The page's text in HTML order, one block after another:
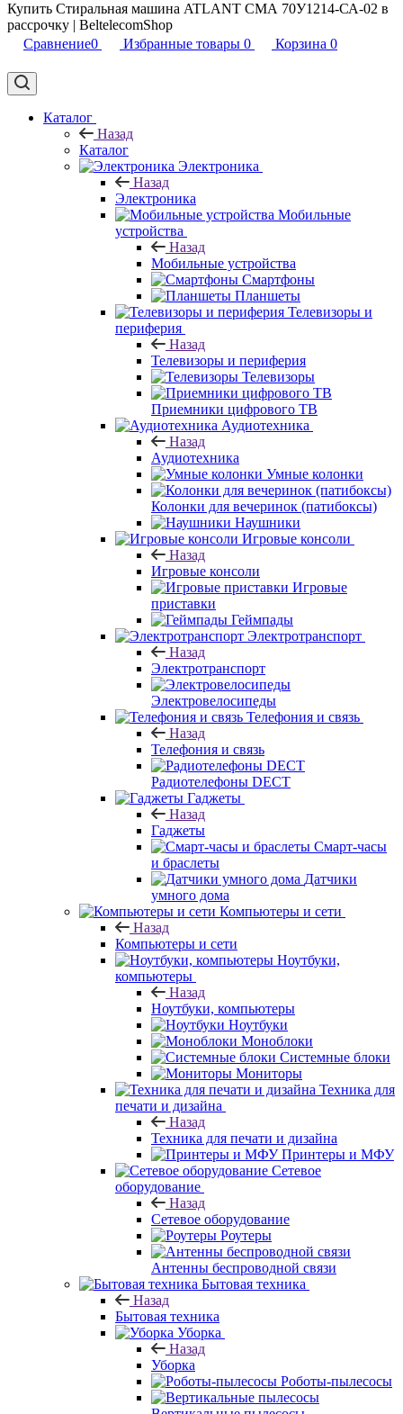
Купить Стиральная машина ATLANT СМА 70У1214-СА-02 в
рассрочку | BeltelecomShop
Сравнение0 Избранные товары 0 Корзина 0
Каталог
Назад
Каталог
Электроника
Назад
Электроника
Мобильные
устройства
Назад
Мобильные устройства
Смартфоны
Планшеты
Телевизоры и
периферия
Назад
Телевизоры и периферия
Телевизоры
Приемники цифрового ТВ
Аудиотехника
Назад
Аудиотехника
Умные колонки
Колонки для вечеринок (патибоксы)
Наушники
Игровые консоли
Назад
Игровые консоли
Игровые
приставки
Геймпады
Электротранспорт
Назад
Электротранспорт
Электровелосипеды
Телефония и связь
Назад
Телефония и связь
Радиотелефоны DECT
Гаджеты
Назад
Гаджеты
Смарт-часы
и браслеты
Датчики
умного дома
Компьютеры и сети
Назад
Компьютеры и сети
Ноутбуки,
компьютеры
Назад
Ноутбуки, компьютеры
Ноутбуки
Моноблоки
Системные блоки
Мониторы
Техника для
печати и дизайна
Назад
Техника для печати и дизайна
Принтеры и МФУ
Сетевое
оборудование
Назад
Сетевое оборудование
Роутеры
Антенны беспроводной связи
Бытовая техника
Назад
Бытовая техника
Уборка
Назад
Уборка
Роботы-пылесосы